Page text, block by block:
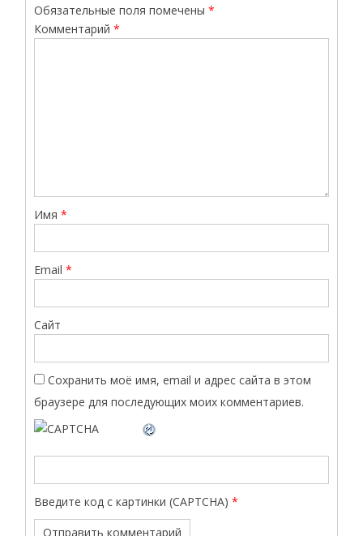
Обязательные поля помечены*
Комментарий*
Имя*
Email*
Сайт
Сохранить моё имя, email и адрес сайта в этом
браузере для последующих моих комментариев.
Введите код с картинки (CAPTCHA) *